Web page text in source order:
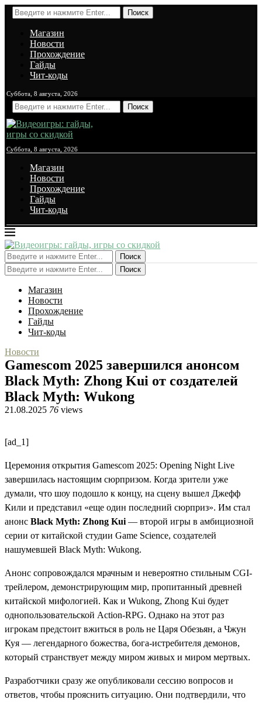
Поиск
Магазин
Новости
Прохождение
Гайды
Чит-коды
Суббота, 8 августа, 2026
Поиск
Суббота, 8 августа, 2026
Магазин
Новости
Прохождение
Гайды
Чит-коды
Поиск
Поиск
Магазин
Новости
Прохождение
Гайды
Чит-коды
Новости
Gamescom 2025 завершился анонсом
Black Myth: Zhong Kui от создателей
Black Myth: Wukong
21.08.2025 76 views
[ad_1]
Церемония открытия Gamescom 2025: Opening Night Live
завершилась настоящим сюрпризом. Когда зрители уже
думали, что шоу подошло к концу, на сцену вышел Джефф
Кили и представил «еще один последний сюрприз». Им стал
анонс Black Myth: Zhong Kui — второй игры в амбициозной
серии от китайской студии Game Science, создателей
нашумевшей Black Myth: Wukong.
Анонс сопровождался мрачным и невероятно стильным CGI-
трейлером, демонстрирующим мир, пропитанный древней
китайской мифологией. Как и Wukong, Zhong Kui будет
однопользовательской Action-RPG. Однако на этот раз
игрокам предстоит вжиться в роль не Царя Обезьян, а Чжун
Куя — легендарного божества, бога-истребителя демонов,
который странствует между миром живых и миром мертвых.
Разработчики сразу же опубликовали сессию вопросов и
ответов, чтобы прояснить ситуацию. Они подтвердили, что